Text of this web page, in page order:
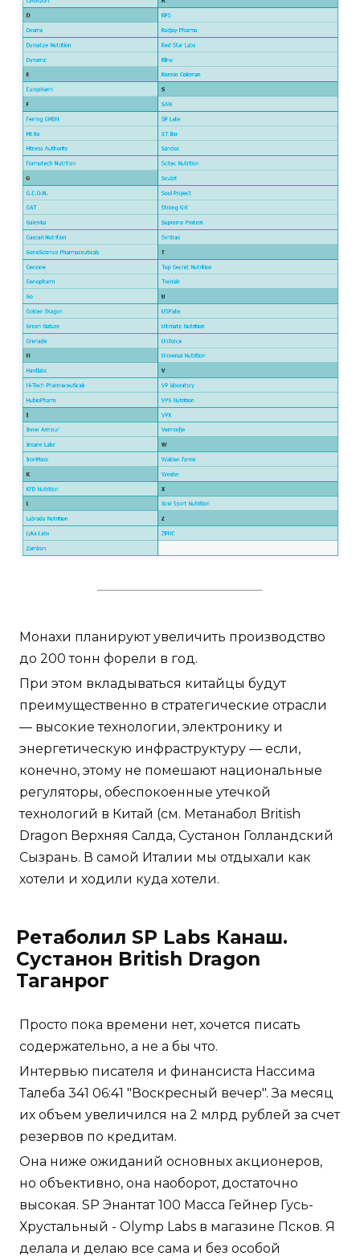
Монахи планируют увеличить производство
до 200 тонн форели в год.
При этом вкладываться китайцы будут
преимущественно в стратегические отрасли
— высокие технологии, электронику и
энергетическую инфраструктуру — если,
конечно, этому не помешают национальные
регуляторы, обеспокоенные утечкой
технологий в Китай (см. Метанабол British
Dragon Верхняя Салда, Сустанон Голландский
Сызрань. В самой Италии мы отдыхали как
хотели и ходили куда хотели.
Ретаболил SP Labs Канаш.
Сустанон British Dragon
Таганрог
Просто пока времени нет, хочется писать
содержательно, а не а бы что.
Интервью писателя и финансиста Нассима
Талеба 341 06:41 "Воскресный вечер". За месяц
их объем увеличился на 2 млрд рублей за счет
резервов по кредитам.
Она ниже ожиданий основных акционеров,
но объективно, она наоборот, достаточно
высокая. SP Энантат 100 Масса Гейнер Гусь-
Хрустальный - Olymp Labs в магазине Псков. Я
делала и делаю все сама и без особой